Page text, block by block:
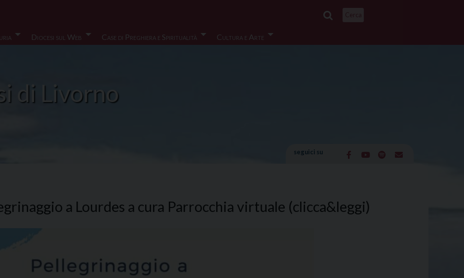
Diocesi sul Web Case di Preghiera e Spiritualità Cultura e Arte
di Livorno
seguici su
a Lourdes a cura Parrocchia virtuale (clicca&leggi)